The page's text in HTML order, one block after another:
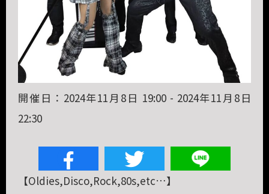
開催日：2024年11月8日 19:00 - 2024年11月8日
22:30
【Oldies,Disco,Rock,80s,etc…】